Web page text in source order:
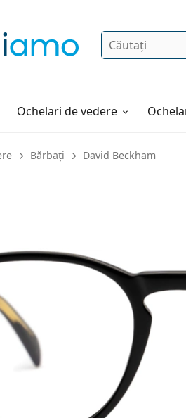
Căutare
Ochelari de vedere
Bărbați David Beckham
130 mm
Lățimea ramei
49 mm
Lățimea lentilei